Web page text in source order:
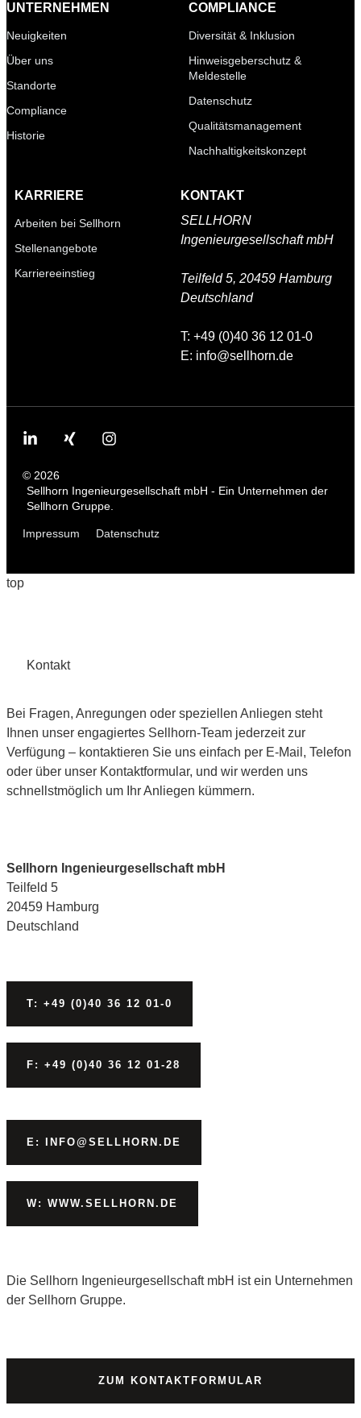
UNTERNEHMEN
Neuigkeiten
Über uns
Standorte
Compliance
Historie
COMPLIANCE
Diversität & Inklusion
Hinweisgeberschutz &
Meldestelle
Datenschutz
Qualitätsmanagement
Nachhaltigkeitskonzept
KARRIERE
Arbeiten bei Sellhorn
Stellenangebote
Karriereeinstieg
KONTAKT
SELLHORN
Ingenieurgesellschaft mbH
Teilfeld 5, 20459 Hamburg
Deutschland
T: +49 (0)40 36 12 01-0
E: info@sellhorn.de
© 2026
Sellhorn Ingenieurgesellschaft mbH - Ein Unternehmen der
Sellhorn Gruppe.
Impressum Datenschutz
top
Kontakt
Bei Fragen, Anregungen oder speziellen Anliegen steht
Ihnen unser engagiertes Sellhorn-Team jederzeit zur
Verfügung – kontaktieren Sie uns einfach per E-Mail, Telefon
oder über unser Kontaktformular, und wir werden uns
schnellstmöglich um Ihr Anliegen kümmern.
Sellhorn Ingenieurgesellschaft mbH
Teilfeld 5
20459 Hamburg
Deutschland
T: +49 (0)40 36 12 01-0
F: +49 (0)40 36 12 01-28
E: INFO@SELLHORN.DE
W: WWW.SELLHORN.DE
Die Sellhorn Ingenieurgesellschaft mbH ist ein Unternehmen
der Sellhorn Gruppe.
ZUM KONTAKTFORMULAR